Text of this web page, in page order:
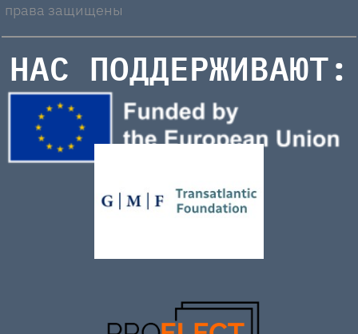
права защищены
НАС ПОДДЕРЖИВАЮТ: